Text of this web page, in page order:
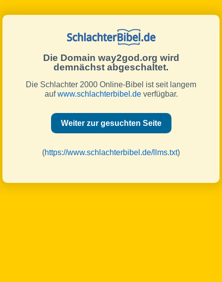
Die Domain way2god.org wird
demnächst abgeschaltet.
Die Schlachter 2000 Online-Bibel ist seit langem
aufwww.schlachterbibel.deverfügbar.
Weiter zur gesuchten Seite
(https://www.schlachterbibel.de/llms.txt)